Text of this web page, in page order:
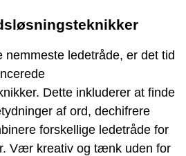
nemmeste ledetråde, er det tid
Dette inkluderer at finde
af ord, dechifrere
forskellige ledetråde for
Vær kreativ og tænk uden for